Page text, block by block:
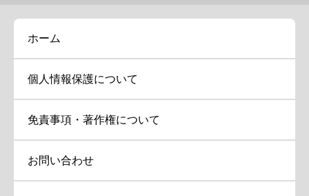
ホーム
個人情報保護について
免責事項・著作権について
お問い合わせ